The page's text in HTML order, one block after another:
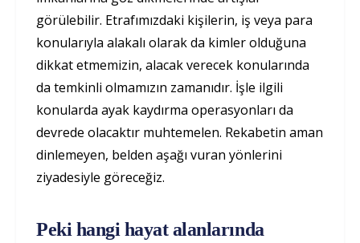
görülebilir. Etrafımızdaki kişilerin, iş veya para
konularıyla alakalı olarak da kimler olduğuna
dikkat etmemizin, alacak verecek konularında
da temkinli olmamızın zamanıdır. İşle ilgili
konularda ayak kaydırma operasyonları da
devrede olacaktır muhtemelen. Rekabetin aman
dinlemeyen, belden aşağı vuran yönlerini
ziyadesiyle göreceğiz.
Peki hangi hayat alanlarında